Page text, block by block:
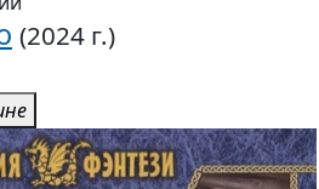
(2024 г.)